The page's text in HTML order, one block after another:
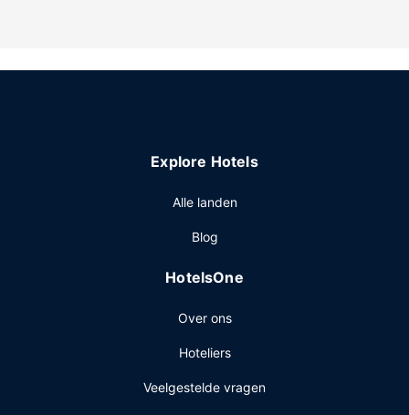
kunt genieten, maar profiteer ook van gratis wifi en een
incheckservice, een snelle uitcheckservice en een
Explore Hotels
Alle landen
Blog
HotelsOne
Over ons
Hoteliers
Veelgestelde vragen